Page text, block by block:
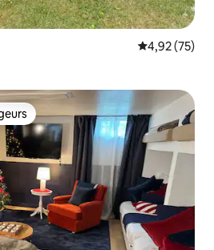
Évaluation
4,92 (75)
les plus appréciés